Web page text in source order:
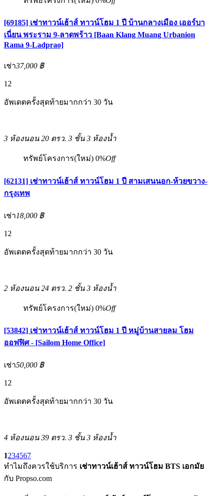
[69185] เช่าทาวน์เฮ้าส์ ทาวน์โฮม 1 ปี บ้านกลางเมือง เออร์บา
เนี่ยน พระราม 9-ลาดพร้าว [Baan Klang Muang Urbanion
Rama 9-Ladprao]
เช่า37,000 ฿
12
อัพเดตครั้งสุดท้ายมากกว่า 30 วัน
3 ห้องนอน 20 ตรว. 3 ชั้น 3 ห้องน้ำ
ทรัพย์โครงการ(ใหม่) 0%Off
[62131] เช่าทาวน์เฮ้าส์ ทาวน์โฮม 1 ปี สามเสนนอก-ห้วยขวาง-
กรุงเทพ
เช่า18,000 ฿
12
อัพเดตครั้งสุดท้ายมากกว่า 30 วัน
2 ห้องนอน 24 ตรว. 2 ชั้น 3 ห้องน้ำ
ทรัพย์โครงการ(ใหม่) 0%Off
[53842] เช่าทาวน์เฮ้าส์ ทาวน์โฮม 1 ปี หมู่บ้านสายลม โฮม
ออฟฟิศ - [Sailom Home Office]
เช่า50,000 ฿
12
อัพเดตครั้งสุดท้ายมากกว่า 30 วัน
4 ห้องนอน 39 ตรว. 3 ชั้น 3 ห้องน้ำ
1234567
ทำไมถึงควรใช้บริการ เช่าทาวน์เฮ้าส์ ทาวน์โฮม BTS เอกมัย
กับ Propso.com